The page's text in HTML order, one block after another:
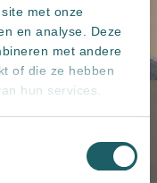
met onze
en analyse. Deze
met andere
of die ze hebben
hun services.